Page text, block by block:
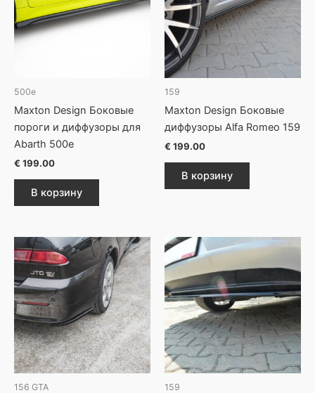
500e
Maxton Design Боковые
пороги и диффузоры для
Abarth 500e
€ 199.00
В корзину
159
Maxton Design Боковые
диффузоры Alfa Romeo 159
€ 199.00
В корзину
156 GTA 159